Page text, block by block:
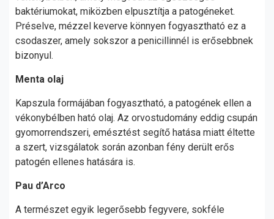
baktériumokat, miközben elpusztítja a patogéneket.
Préselve, mézzel keverve könnyen fogyasztható ez a
csodaszer, amely sokszor a penicillinnél is erősebbnek
bizonyul.
Menta olaj
Kapszula formájában fogyasztható, a patogének ellen a
vékonybélben ható olaj. Az orvostudomány eddig csupán
gyomorrendszeri, emésztést segítő hatása miatt éltette
a szert, vizsgálatok során azonban fény derült erős
patogén ellenes hatására is.
Pau d’Arco
A természet egyik legerősebb fegyvere, sokféle